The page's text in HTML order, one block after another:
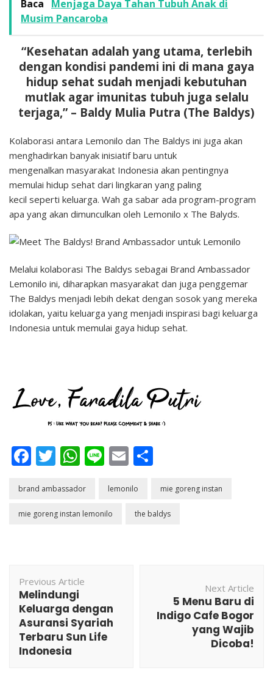
Baca
Menjaga Daya Tahan Tubuh Anak di
Musim Pancaroba
“Kesehatan adalah yang utama, terlebih
dengan kondisi pandemi ini di mana gaya
hidup sehat sudah menjadi kebutuhan
mutlak agar imunitas tubuh juga selalu
terjaga,” – Baldy Mulia Putra (The Baldys)
Kolaborasi antara Lemonilo dan The Baldys ini juga akan
menghadirkan banyak inisiatif baru untuk
mengenalkan masyarakat Indonesia akan pentingnya
memulai hidup sehat dari lingkaran yang paling
kecil seperti keluarga. Wah ga sabar ada program-program
apa yang akan dimunculkan oleh Lemonilo x The Balyds.
Melalui kolaborasi The Baldys sebagai Brand Ambassador
Lemonilo ini, diharapkan masyarakat dan juga penggemar
The Baldys menjadi lebih dekat dengan sosok yang mereka
idolakan, yaitu keluarga yang menjadi inspirasi bagi keluarga
Indonesia untuk memulai gaya hidup sehat.
Facebook
Twitter
WhatsApp
LineEmail
brand ambassador lemonilo mie goreng instan
mie goreng instan lemonilo the baldys
Navigation
Previous Article
Melindungi
Keluarga dengan
Asuransi Syariah
Terbaru Sun Life
Indonesia
Next Article
5 Menu Baru di
Indigo Cafe Bogor
yang Wajib
Dicoba!